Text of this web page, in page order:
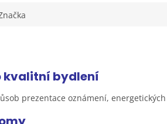
kvalitní bydlení
prezentace oznámení,